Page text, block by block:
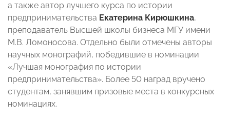
а также автор лучшего курса по истории
предпринимательства Екатерина Кирюшкина,
преподаватель Высшей школы бизнеса МГУ имени
М.В. Ломоносова. Отдельно были отмечены авторы
научных монографий, победившие в номинации
«Лучшая монография по истории
предпринимательства». Более 50 наград вручено
студентам, занявшим призовые места в конкурсных
номинациях.